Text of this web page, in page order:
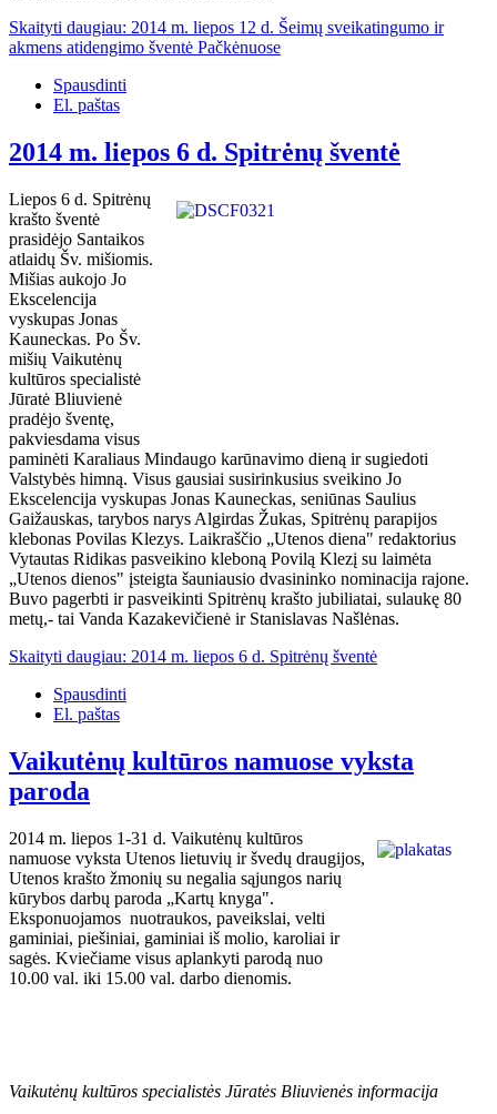
Skaityti daugiau: 2014 m. liepos 12 d. Šeimų sveikatingumo ir
akmens atidengimo šventė Pačkėnuose
Spausdinti
El. paštas
2014 m. liepos 6 d. Spitrėnų šventė
Liepos 6 d. Spitrėnų
krašto šventė
prasidėjo Santaikos
atlaidų Šv. mišiomis.
Mišias aukojo Jo
Ekscelencija
vyskupas Jonas
Kauneckas. Po Šv.
mišių Vaikutėnų
kultūros specialistė
Jūratė Bliuvienė
pradėjo šventę,
pakviesdama visus
paminėti Karaliaus Mindaugo karūnavimo dieną ir sugiedoti
Valstybės himną. Visus gausiai susirinkusius sveikino Jo
Ekscelencija vyskupas Jonas Kauneckas, seniūnas Saulius
Gaižauskas, tarybos narys Algirdas Žukas, Spitrėnų parapijos
klebonas Povilas Klezys. Laikraščio „Utenos diena" redaktorius
Vytautas Ridikas pasveikino kleboną Povilą Klezį su laimėta
„Utenos dienos" įsteigta šauniausio dvasininko nominacija rajone.
Buvo pagerbti ir pasveikinti Spitrėnų krašto jubiliatai, sulaukę 80
metų,- tai Vanda Kazakevičienė ir Stanislavas Našlėnas.
Skaityti daugiau: 2014 m. liepos 6 d. Spitrėnų šventė
Spausdinti
El. paštas
Vaikutėnų kultūros namuose vyksta
paroda
2014 m. liepos 1-31 d. Vaikutėnų kultūros
namuose vyksta Utenos lietuvių ir švedų draugijos,
Utenos krašto žmonių su negalia sąjungos narių
kūrybos darbų paroda „Kartų knyga".
Eksponuojamos nuotraukos, paveikslai, velti
gaminiai, piešiniai, gaminiai iš molio, karoliai ir
sagės. Kviečiame visus aplankyti parodą nuo
10.00 val. iki 15.00 val. darbo dienomis.
Vaikutėnų kultūros specialistės Jūratės Bliuvienės informacija